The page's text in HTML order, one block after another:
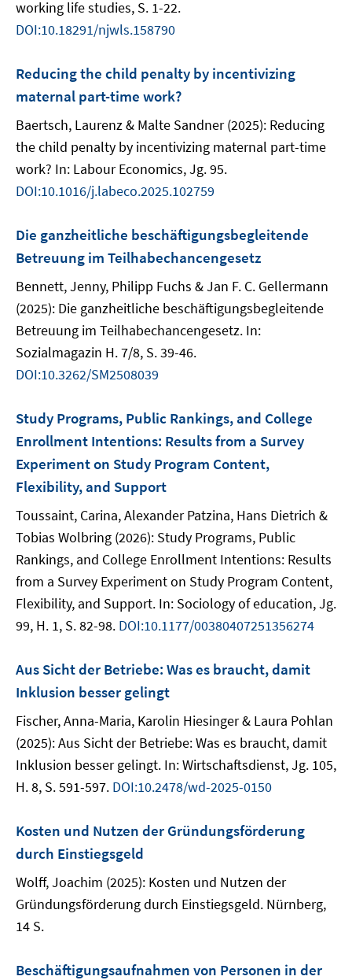
working life studies, S. 1-22.
DOI:10.18291/njwls.158790
Reducing the child penalty by incentivizing
maternal part-time work?
Baertsch, Laurenz & Malte Sandner (2025): Reducing
the child penalty by incentivizing maternal part-time
work? In: Labour Economics, Jg. 95.
DOI:10.1016/j.labeco.2025.102759
Die ganzheitliche beschäftigungsbegleitende
Betreuung im Teilhabechancengesetz
Bennett, Jenny, Philipp Fuchs & Jan F. C. Gellermann
(2025): Die ganzheitliche beschäftigungsbegleitende
Betreuung im Teilhabechancengesetz. In:
Sozialmagazin H. 7/8, S. 39-46.
DOI:10.3262/SM2508039
Study Programs, Public Rankings, and College
Enrollment Intentions: Results from a Survey
Experiment on Study Program Content,
Flexibility, and Support
Toussaint, Carina, Alexander Patzina, Hans Dietrich &
Tobias Wolbring (2026): Study Programs, Public
Rankings, and College Enrollment Intentions: Results
from a Survey Experiment on Study Program Content,
Flexibility, and Support. In: Sociology of education, Jg.
99, H. 1, S. 82-98. DOI:10.1177/00380407251356274
Aus Sicht der Betriebe: Was es braucht, damit
Inklusion besser gelingt
Fischer, Anna-Maria, Karolin Hiesinger & Laura Pohlan
(2025): Aus Sicht der Betriebe: Was es braucht, damit
Inklusion besser gelingt. In: Wirtschaftsdienst, Jg. 105,
H. 8, S. 591-597. DOI:10.2478/wd-2025-0150
Kosten und Nutzen der Gründungsförderung
durch Einstiegsgeld
Wolff, Joachim (2025): Kosten und Nutzen der
Gründungsförderung durch Einstiegsgeld. Nürnberg,
14 S.
Beschäftigungsaufnahmen von Personen in der